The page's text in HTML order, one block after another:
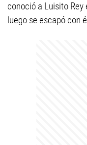
conoció a Luisito Rey
luego se escapó con